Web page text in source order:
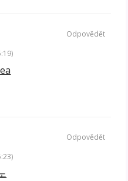
Odpovědět
Odpovědět